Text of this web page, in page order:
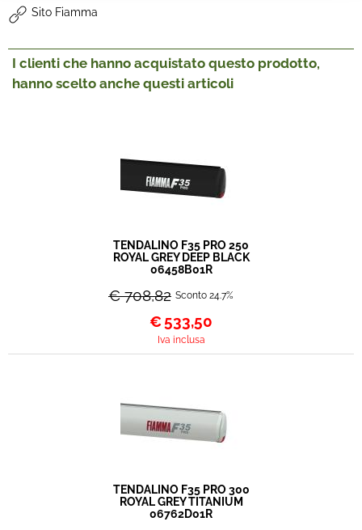
Sito Fiamma
I clienti che hanno acquistato questo prodotto,
hanno scelto anche questi articoli
TENDALINO F35 PRO 250
ROYAL GREY DEEP BLACK
06458B01R
€ 708,82 Sconto 24.7%
€ 533,50
Iva inclusa
TENDALINO F35 PRO 300
ROYAL GREY TITANIUM
06762D01R